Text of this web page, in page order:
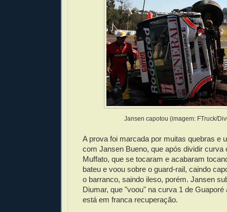
Jansen capotou (imagem: FTruck/
A prova foi marcada por muitas quebras e
com Jansen Bueno, que após dividir curva
Muffato, que se tocaram e acabaram
bateu e voou sobre o guard-rail, caindo
o barranco, saindo ileso, porém. Jansen
Diumar, que "voou" na curva 1 de Guaporé
está em franca recuperação.